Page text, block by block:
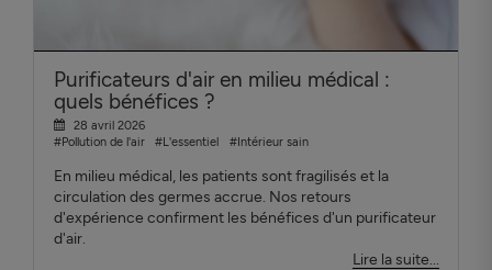
Purificateurs d'air en milieu médical :
quels bénéfices ?
28 avril 2026
#Pollution de l'air
#L'essentiel #Intérieur sain
En milieu médical, les patients sont fragilisés et la
circulation des germes accrue. Nos retours
d'expérience confirment les bénéfices d'un purificateur
d'air.
Lire la suite...